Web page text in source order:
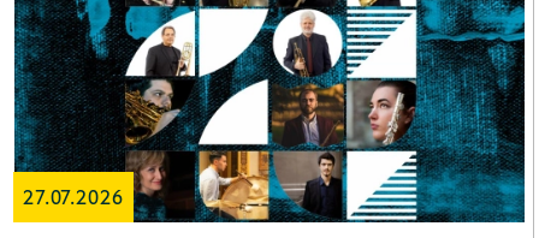
Μουσείο Αργυροτεχνίας
ομάδες
προγράμματα
27.07.2026